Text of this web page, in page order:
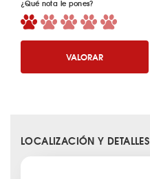
¿Qué nota le pones?
VALORAR
LOCALIZACIÓN Y DETALLES